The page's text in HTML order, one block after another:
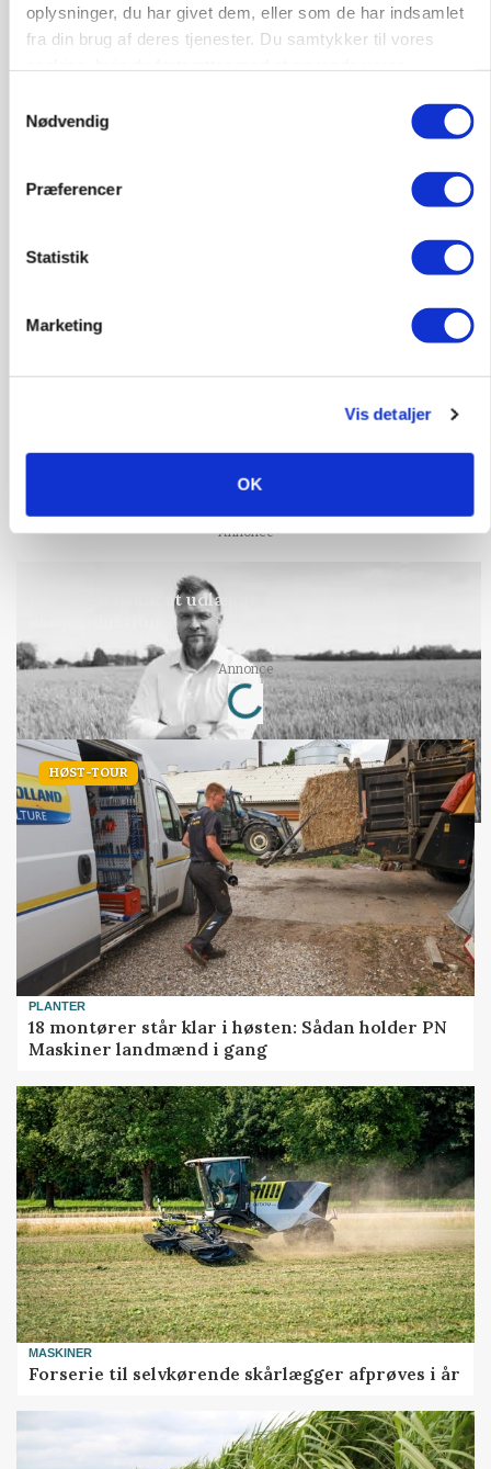
oplysninger, du har givet dem, eller som de har indsamlet
fra din brug af deres tjenester. Du samtykker til vores
Nødvendig
Præferencer
Statistik
Marketing
Vis detaljer
OK
Uændret notering: Spæde lyspunkter i fortsat
Ulven stod på foderbordet
Annonce
Det er en uskik at udlægge et røgslør om
Annonce
Loading...
HØST-TOUR
PLANTER
18 montører står klar i høsten: Sådan holder PN
Maskiner landmænd i gang
MASKINER
Forserie til selvkørende skårlægger afprøves i år